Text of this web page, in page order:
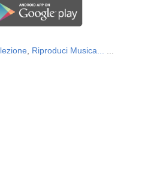
lezione Riproduci Musica...